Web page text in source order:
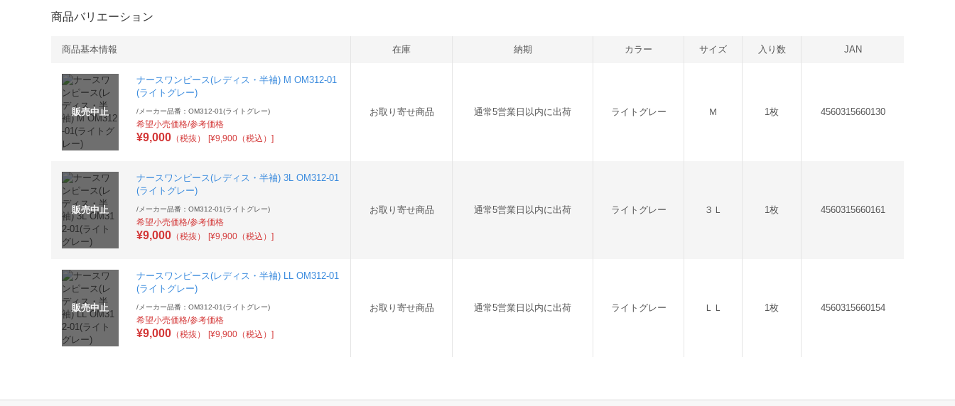
商品バリエーション
商品基本情報 在庫 納期 カラー サイズ 入り数 JAN
販売中止
ナースワンピース(レディス・半袖) M OM312-01
(ライトグレー)
/ メーカー品番：OM312-01(ライトグレー)
希望小売価格/参考価格
¥9,000 （税抜） [¥9,900（税込）]
お取り寄せ商品 通常5営業日以内に出荷 ライトグレー Ｍ 1枚 4560315660130
販売中止
ナースワンピース(レディス・半袖) 3L OM312-01
(ライトグレー)
/ メーカー品番：OM312-01(ライトグレー)
希望小売価格/参考価格
¥9,000 （税抜） [¥9,900（税込）]
お取り寄せ商品 通常5営業日以内に出荷 ライトグレー ３Ｌ 1枚 4560315660161
販売中止
ナースワンピース(レディス・半袖) LL OM312-01
(ライトグレー)
/ メーカー品番：OM312-01(ライトグレー)
希望小売価格/参考価格
¥9,000 （税抜） [¥9,900（税込）]
お取り寄せ商品 通常5営業日以内に出荷 ライトグレー ＬＬ 1枚 4560315660154